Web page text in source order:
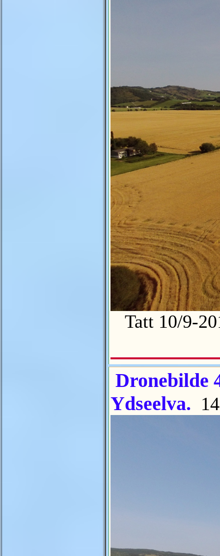
Tatt 10/9-
Dronebilde
Ydseelva.